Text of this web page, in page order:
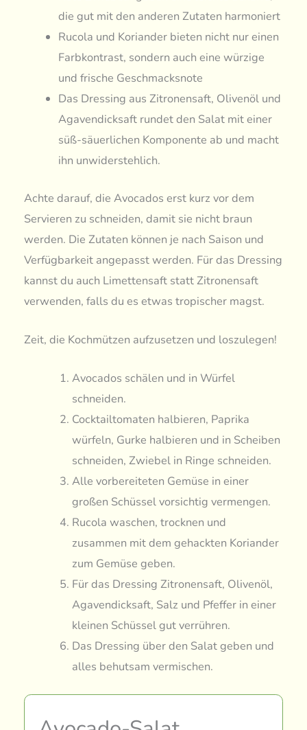
die gut mit den anderen Zutaten harmoniert
Rucola und Koriander bieten nicht nur einen
Farbkontrast, sondern auch eine würzige
und frische Geschmacksnote
Das Dressing aus Zitronensaft, Olivenöl und
Agavendicksaft rundet den Salat mit einer
süß-säuerlichen Komponente ab und macht
ihn unwiderstehlich.
Achte darauf, die Avocados erst kurz vor dem
Servieren zu schneiden, damit sie nicht braun
werden. Die Zutaten können je nach Saison und
Verfügbarkeit angepasst werden. Für das Dressing
kannst du auch Limettensaft statt Zitronensaft
verwenden, falls du es etwas tropischer magst.
Zeit, die Kochmützen aufzusetzen und loszulegen!
Avocados schälen und in Würfel
schneiden.
Cocktailtomaten halbieren, Paprika
würfeln, Gurke halbieren und in Scheiben
schneiden, Zwiebel in Ringe schneiden.
Alle vorbereiteten Gemüse in einer
großen Schüssel vorsichtig vermengen.
Rucola waschen, trocknen und
zusammen mit dem gehackten Koriander
zum Gemüse geben.
Für das Dressing Zitronensaft, Olivenöl,
Agavendicksaft, Salz und Pfeffer in einer
kleinen Schüssel gut verrühren.
Das Dressing über den Salat geben und
alles behutsam vermischen.